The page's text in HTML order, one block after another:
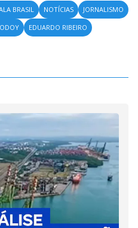
BRASIL NOTÍCIAS
JORNALISMO
EDUARDO RIBEIRO